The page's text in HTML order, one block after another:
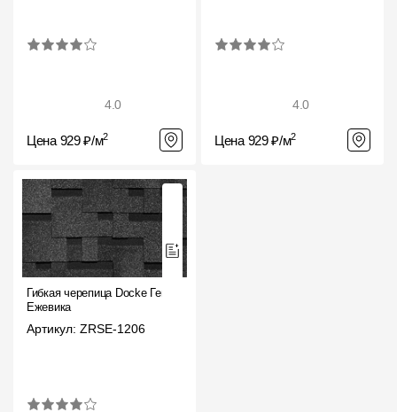
4.0
Цена 929 ₽/м2
4.0
Цена 929 ₽/м2
Гибкая черепица Docke Генуя
Ежевика
Артикул: ZRSE-1206